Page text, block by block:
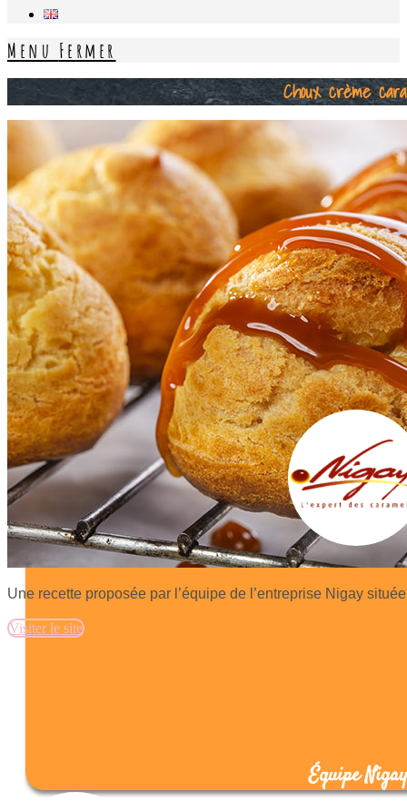
Menu Fermer
Choux crème
Une recette proposée par l’équipe de l’entreprise Nigay
Visiter le site
Équipe Nigay